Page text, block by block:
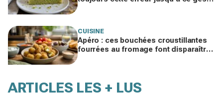
CUISINE
Apéro : ces bouchées croustillantes
fourrées au fromage font disparaître
ARTICLES LES + LUS